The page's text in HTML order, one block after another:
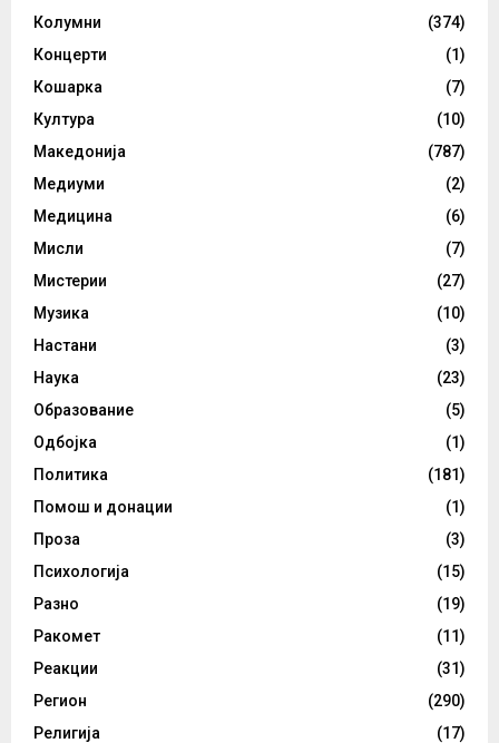
Колумни
(374)
Концерти
(1)
Кошарка
(7)
Култура
(10)
Македонија
(787)
Медиуми
(2)
Медицина
(6)
Мисли
(7)
Мистерии
(27)
Музика
(10)
Настани
(3)
Наука
(23)
Образование
(5)
Одбојка
(1)
Политика
(181)
Помош и донации
(1)
Проза
(3)
Психологија
(15)
Разно
(19)
Ракомет
(11)
Реакции
(31)
Регион
(290)
Религија
(17)